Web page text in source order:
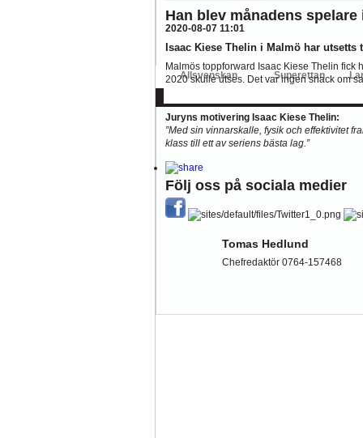
Bäst i stan efter sex...
Inte för att det kanske
Image:
Han blev månadens spelare
2020-08-07 11:01
Isaac Kiese Thelin i Malmö har
Malmös toppforward Isaac Kiese Thelin
2020 skulle utses. Det var ingen snack om
Juryns motivering Isaac Kiese Thelin:
”Med sin vinnarskalle, fysik och effektivitet
klass till ett av seriens bästa lag.”
Följ oss på sociala medier
Tomas Hedlund
Chefredaktör 0764-157468